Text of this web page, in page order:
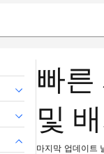
빠
및
마지막 업데이트